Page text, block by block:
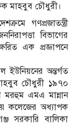
মাহবুব চৌধুরী।
গণপ্রজাতন্ত্রী
বিভাগের
এক প্রজ্ঞাপনে
ইউনিয়নের অন্তর্গত
চৌধুরী ১৯৭০
মরহুম এমএ মান্নান
কলেজের অধ্যাপক
সরকারি বালিকা